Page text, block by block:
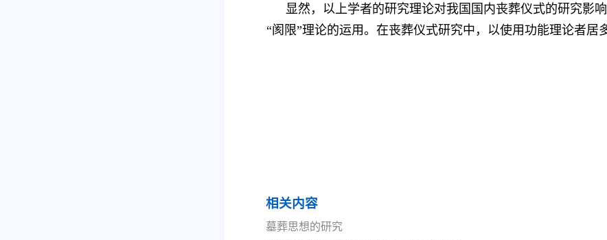
显然，以上学者的研究理论对我国国内丧葬仪式的研究影
“阂限”理论的运用。在丧葬仪式研究中，以使用功能理论者居多
相关内容
墓葬思想的研究